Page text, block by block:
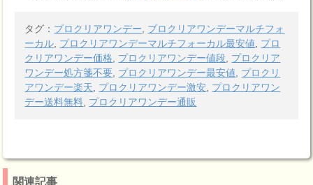
タグ： プロクリアワンデー
プロクリアワンデーマルチフォ
ーカル プロクリアワンデーマルチフォーカル最安値
プロ
クリアワンデー価格
プロクリアワンデー値段 プロクリア
ワンデー処方箋不要 プロクリアワンデー最安値
プロクリ
アワンデー楽天
プロクリアワンデー激安 プロクリアワン
デー送料無料 プロクリアワンデー通販
関連記事